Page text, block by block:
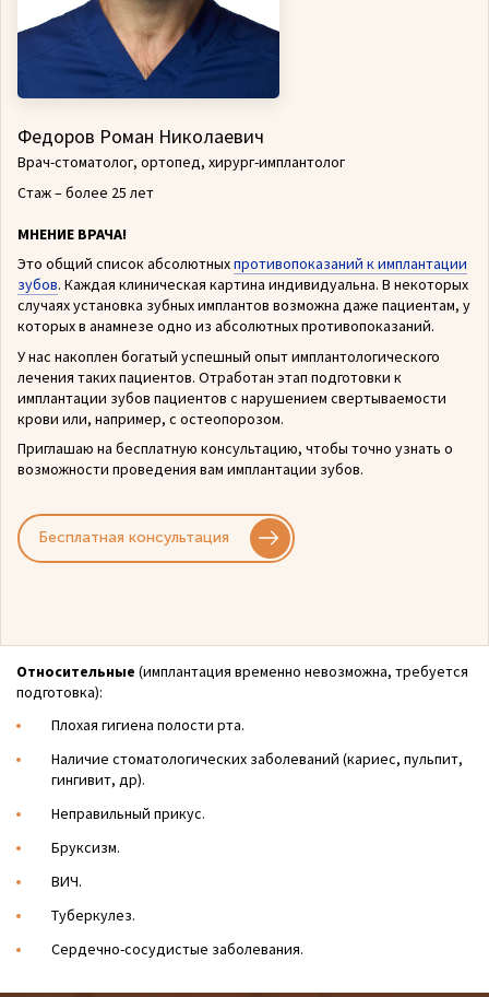
МНЕНИЕ ВРАЧА!
Это общий список абсолютныхпротивопоказаний к имплантации
зубов. Каждая клиническая картина индивидуальна. В некоторых
случаях установка зубных имплантов возможна даже пациентам, у
которых в анамнезе одно из абсолютных противопоказаний.
У нас накоплен богатый успешный опыт имплантологического
лечения таких пациентов. Отработан этап подготовки к
имплантации зубов пациентов с нарушением свертываемости
крови или, например, с остеопорозом.
Приглашаю на бесплатную консультацию, чтобы точно узнать о
возможности проведения вам имплантации зубов.
Бесплатная консультация
Федоров Роман Николаевич
Врач-стоматолог, ортопед, хирург-имплантолог
Стаж – более 25 лет
Относительные (имплантация временно невозможна, требуется
подготовка):
Плохая гигиена полости рта.
Наличие стоматологических заболеваний (кариес, пульпит,
гингивит, др).
Неправильный прикус.
Бруксизм.
ВИЧ.
Туберкулез.
Сердечно-сосудистые заболевания.